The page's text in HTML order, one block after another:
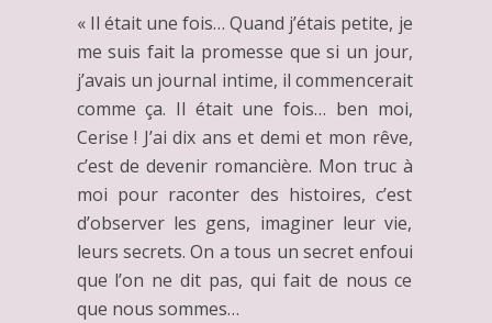
« Il était une fois… Quand j’étais petite, je
me suis fait la promesse que si un jour,
j’avais un journal intime, il commencerait
comme ça. Il était une fois… ben moi,
Cerise ! J’ai dix ans et demi et mon rêve,
c’est de devenir romancière. Mon truc à
moi pour raconter des histoires, c’est
d’observer les gens, imaginer leur vie,
leurs secrets. On a tous un secret enfoui
que l’on ne dit pas, qui fait de nous ce
que nous sommes…